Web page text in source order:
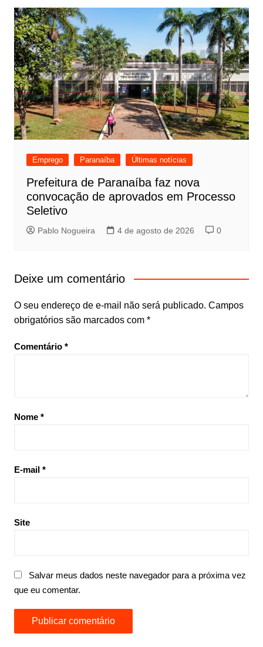
Emprego Paranaíba Últimas notícias
Prefeitura de Paranaíba faz nova
convocação de aprovados em Processo
Seletivo
Pablo Nogueira 4 de agosto de 2026 0
Deixe um comentário
O seu endereço de e-mail não será publicado. Campos
obrigatórios são marcados com *
Comentário *
Nome *
E-mail *
Site
Salvar meus dados neste navegador para a próxima vez
que eu comentar.